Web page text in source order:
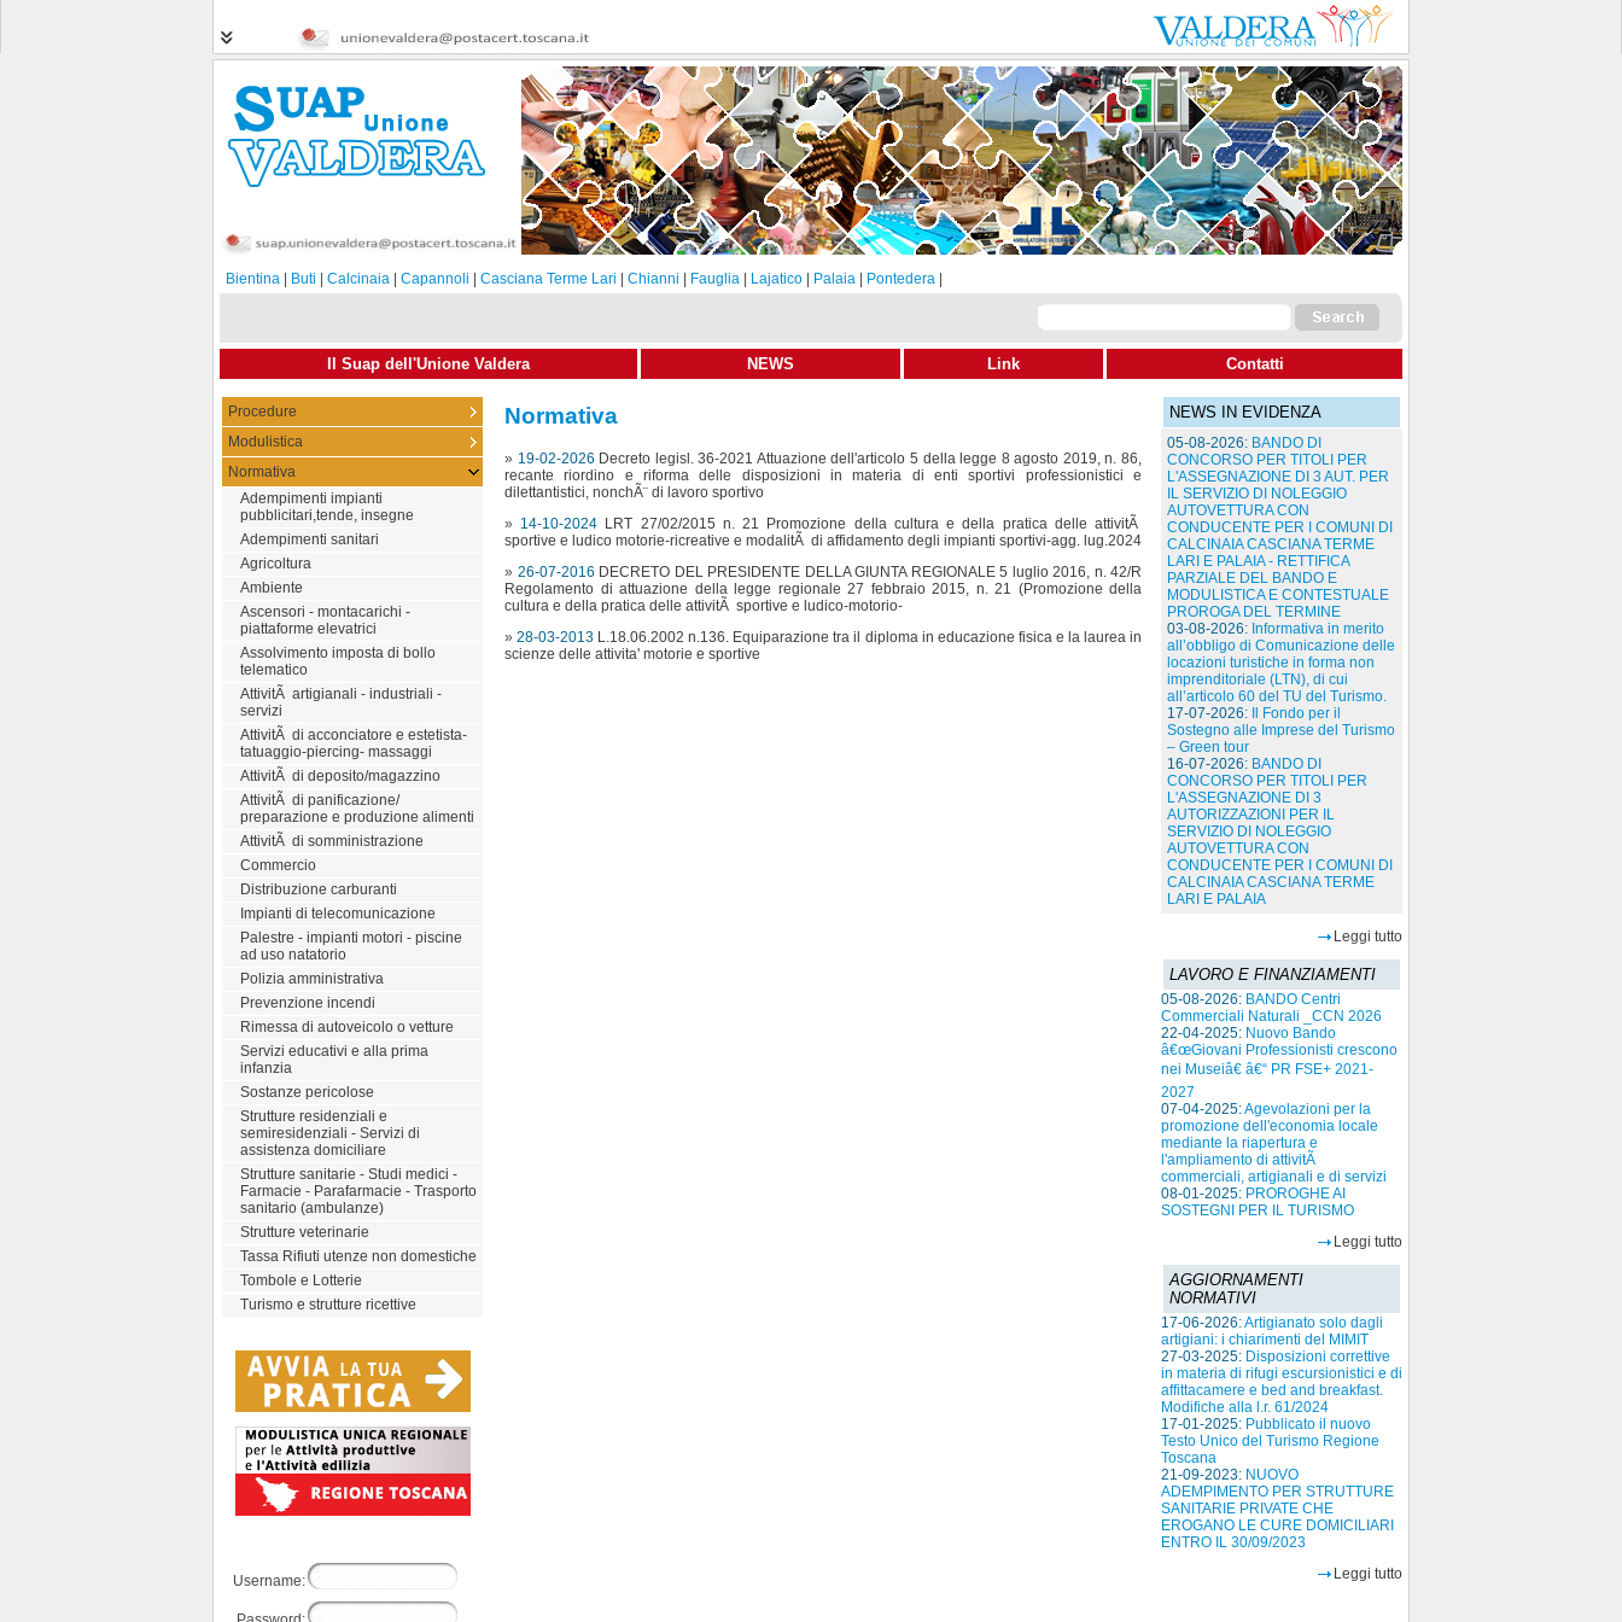
Bientina Buti Calcinaia Capannoli Casciana Terme Lari Chianni Fauglia Lajatico Palaia Pontedera
Il Suap dell'Unione Valdera NEWS Link Contatti
Procedure
Modulistica
Normativa
Adempimenti impianti
pubblicitari,tende, insegne
Adempimenti sanitari
Agricoltura
Ambiente
Ascensori - montacarichi -
piattaforme elevatrici
Assolvimento imposta di bollo
telematico
AttivitÃ artigianali - industriali -
servizi
AttivitÃ di acconciatore e estetista-
tatuaggio-piercing- massaggi
AttivitÃ di deposito/magazzino
AttivitÃ di panificazione/
preparazione e produzione alimenti
AttivitÃ di somministrazione
Commercio
Distribuzione carburanti
Impianti di telecomunicazione
Palestre - impianti motori - piscine
ad uso natatorio
Polizia amministrativa
Prevenzione incendi
Rimessa di autoveicolo o vetture
Servizi educativi e alla prima
infanzia
Sostanze pericolose
Strutture residenziali e
semiresidenziali - Servizi di
assistenza domiciliare
Strutture sanitarie - Studi medici -
Farmacie - Parafarmacie - Trasporto
sanitario (ambulanze)
Strutture veterinarie
Tassa Rifiuti utenze non domestiche
Tombole e Lotterie
Turismo e strutture ricettive
Username:
NEWS IN EVIDENZA
05-08-2026: BANDO DI
CONCORSO PER TITOLI PER
L'ASSEGNAZIONE DI 3 AUT. PER
IL SERVIZIO DI NOLEGGIO
AUTOVETTURA CON
CONDUCENTE PER I COMUNI DI
CALCINAIA CASCIANA TERME
LARI E PALAIA - RETTIFICA
PARZIALE DEL BANDO E
MODULISTICA E CONTESTUALE
PROROGA DEL TERMINE
03-08-2026: Informativa in merito
all’obbligo di Comunicazione delle
locazioni turistiche in forma non
imprenditoriale (LTN), di cui
all’articolo 60 del TU del Turismo.
17-07-2026:
Il Fondo per il
Sostegno alle Imprese del Turismo
– Green tour
16-07-2026: BANDO DI
CONCORSO PER TITOLI PER
L'ASSEGNAZIONE DI 3
AUTORIZZAZIONI PER IL
SERVIZIO DI NOLEGGIO
AUTOVETTURA CON
CONDUCENTE PER I COMUNI DI
CALCINAIA CASCIANA TERME
LARI E PALAIA
Leggi tutto
LAVORO E FINANZIAMENTI
05-08-2026: BANDO Centri
Commerciali Naturali _CCN 2026
22-04-2025: Nuovo Bando
â€œGiovani Professionisti crescono
nei Museiâ€ â€“ PR FSE+ 2021-
2027
07-04-2025:Agevolazioni per la
promozione dell'economia locale
mediante la riapertura e
l'ampliamento di attivitÃ
commerciali, artigianali e di servizi
08-01-2025: PROROGHE AI
SOSTEGNI PER IL TURISMO
Leggi tutto
AGGIORNAMENTI
NORMATIVI
17-06-2026:Artigianato solo dagli
artigiani: i chiarimenti del MIMIT
27-03-2025: Disposizioni correttive
in materia di rifugi escursionistici e di
affittacamere e bed and breakfast.
Modifiche alla l.r. 61/2024
17-01-2025: Pubblicato il nuovo
Testo Unico del Turismo Regione
Toscana
21-09-2023: NUOVO
ADEMPIMENTO PER STRUTTURE
SANITARIE PRIVATE CHE
EROGANO LE CURE DOMICILIARI
ENTRO IL 30/09/2023
Leggi tutto
Normativa
» 19-02-2026 Decreto legisl. 36-2021 Attuazione dell'articolo 5 della legge 8 agosto 2019, n. 86,
recante riordino e riforma delle disposizioni in materia di enti sportivi professionistici e
dilettantistici, nonchÃ¨ di lavoro sportivo
» 14-10-2024 LRT 27/02/2015 n. 21 Promozione della cultura e della pratica delle attivitÃ
sportive e ludico motorie-ricreative e modalitÃ di affidamento degli impianti sportivi-agg. lug.2024
» 26-07-2016 DECRETO DEL PRESIDENTE DELLA GIUNTA REGIONALE 5 luglio 2016, n. 42/R
Regolamento di attuazione della legge regionale 27 febbraio 2015, n. 21 (Promozione della
cultura e della pratica delle attivitÃ sportive e ludico-motorio-
»28-03-2013 L.18.06.2002 n.136. Equiparazione tra il diploma in educazione fisica e la laurea in
scienze delle attivita' motorie e sportive